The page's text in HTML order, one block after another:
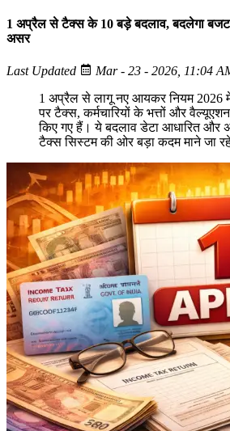
1 अप्रैल से टैक्स के 10 बड़े बदलाव, बदलेगा
असर
Last Updated Mar - 23 - 2026, 11:04
1 अप्रैल से लागू नए आयकर नियम 2026
पर टैक्स, कर्मचारियों के भत्तों और
किए गए हैं। ये बदलाव डेटा आधारित और
टैक्स सिस्टम की ओर बड़ा कदम माने जा